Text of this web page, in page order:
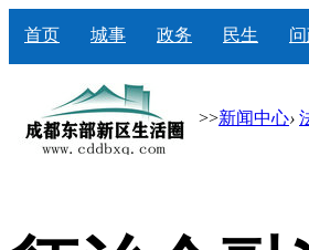
首页 城事 政务 民生
>>新闻中心›